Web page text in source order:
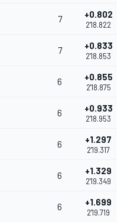
7 +0.802
2'18.822
7 +0.833
2'18.853
6 +0.855
2'18.875
6 +0.933
2'18.953
6 +1.297
2'19.317
6 +1.329
2'19.349
6 +1.699
2'19.719